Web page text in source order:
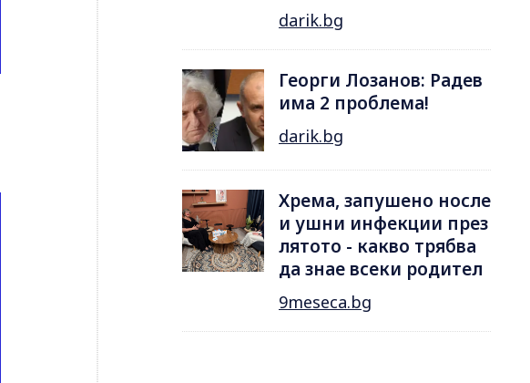
darik.bg
Георги Лозанов: Радев
има 2 проблема!
darik.bg
Хрема, запушено носле
и ушни инфекции през
лятотo - какво трябва
да знае всеки родител
9meseca.bg